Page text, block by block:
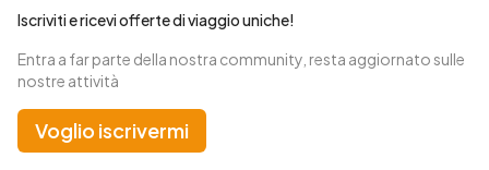
Iscriviti e ricevi offerte di viaggio uniche!
Entra a far parte della nostra community, resta aggiornato sulle
nostre attività
Voglio iscrivermi